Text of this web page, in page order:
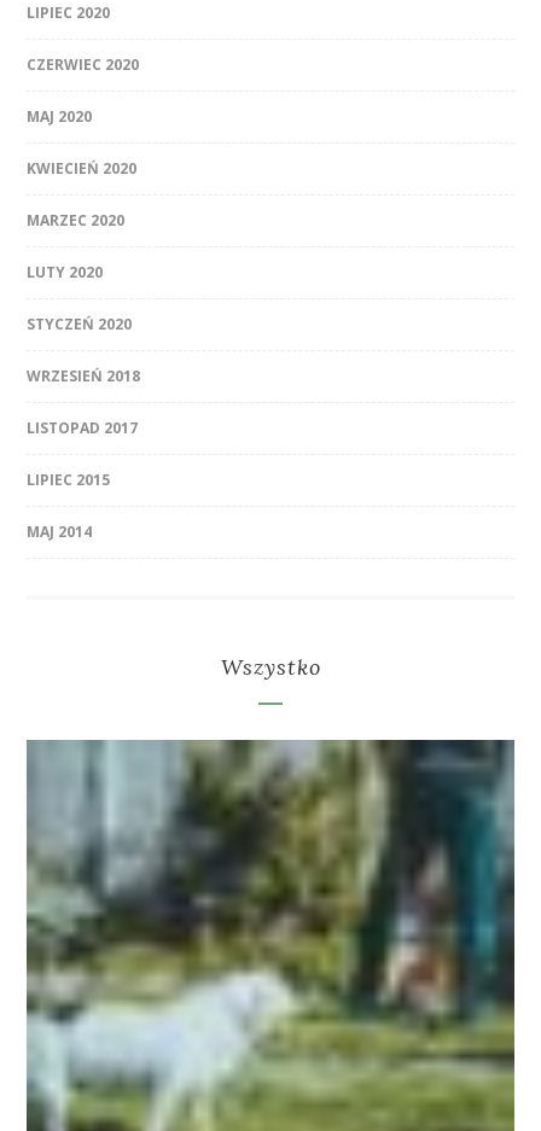
LIPIEC 2020
CZERWIEC 2020
MAJ 2020
KWIECIEŃ 2020
MARZEC 2020
LUTY 2020
STYCZEŃ 2020
WRZESIEŃ 2018
LISTOPAD 2017
LIPIEC 2015
MAJ 2014
Wszystko